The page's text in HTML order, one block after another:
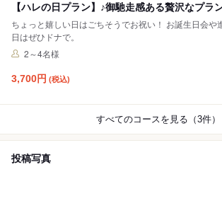
【ハレの日プラン】♪御馳走感ある贅沢なプラ
ちょっと嬉しい日はごちそうでお祝い！ お誕生日会や進学祝いなど、嬉しい
日はぜひドナで。
2～4名様
3,700円 (税込)
すべてのコースを見る（3件）
投稿写真